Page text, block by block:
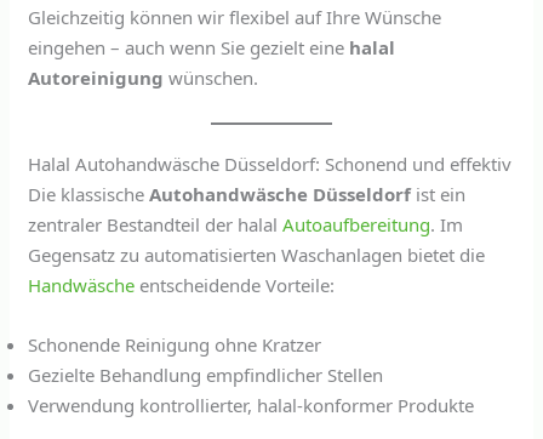
Gleichzeitig können wir flexibel auf Ihre Wünsche
eingehen – auch wenn Sie gezielt eine halal
Autoreinigung wünschen.
Halal Autohandwäsche Düsseldorf: Schonend und effektiv
Die klassischeAutohandwäsche Düsseldorfist ein
zentraler Bestandteil der halalAutoaufbereitung. Im
Gegensatz zu automatisierten Waschanlagen bietet die
Handwäsche entscheidende Vorteile:
Schonende Reinigung ohne Kratzer
Gezielte Behandlung empfindlicher Stellen
Verwendung kontrollierter, halal-konformer Produkte